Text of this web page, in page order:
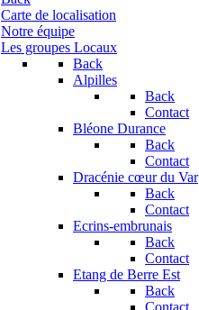
Carte de localisation
Notre équipe
Les groupes Locaux
Back
Alpilles
Back
Contact
Bléone Durance
Back
Contact
Dracénie cœur du Var
Back
Contact
Ecrins-embrunais
Back
Contact
Etang de Berre Est
Back
Contact